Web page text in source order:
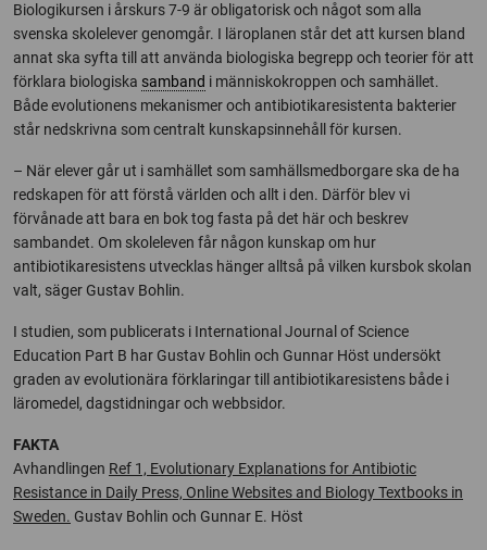
Biologikursen i årskurs 7-9 är obligatorisk och något som alla
svenska skolelever genomgår. I läroplanen står det att kursen bland
annat ska syfta till att använda biologiska begrepp och teorier för att
förklara biologiska samband i människokroppen och samhället.
Både evolutionens mekanismer och antibiotikaresistenta bakterier
står nedskrivna som centralt kunskapsinnehåll för kursen.
– När elever går ut i samhället som samhällsmedborgare ska de ha
redskapen för att förstå världen och allt i den. Därför blev vi
förvånade att bara en bok tog fasta på det här och beskrev
sambandet. Om skoleleven får någon kunskap om hur
antibiotikaresistens utvecklas hänger alltså på vilken kursbok skolan
valt, säger Gustav Bohlin.
I studien, som publicerats i International Journal of Science
Education Part B har Gustav Bohlin och Gunnar Höst undersökt
graden av evolutionära förklaringar till antibiotikaresistens både i
läromedel, dagstidningar och webbsidor.
FAKTA
Avhandlingen Ref 1, Evolutionary Explanations for Antibiotic
Resistance in Daily Press, Online Websites and Biology Textbooks in
Sweden. Gustav Bohlin och Gunnar E. Höst